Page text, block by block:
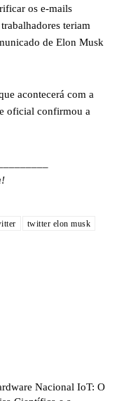
os e-mails
teriam
de Elon Musk
acontecerá com a
oficial confirmou a
twitter elon musk
Nacional IoT: O